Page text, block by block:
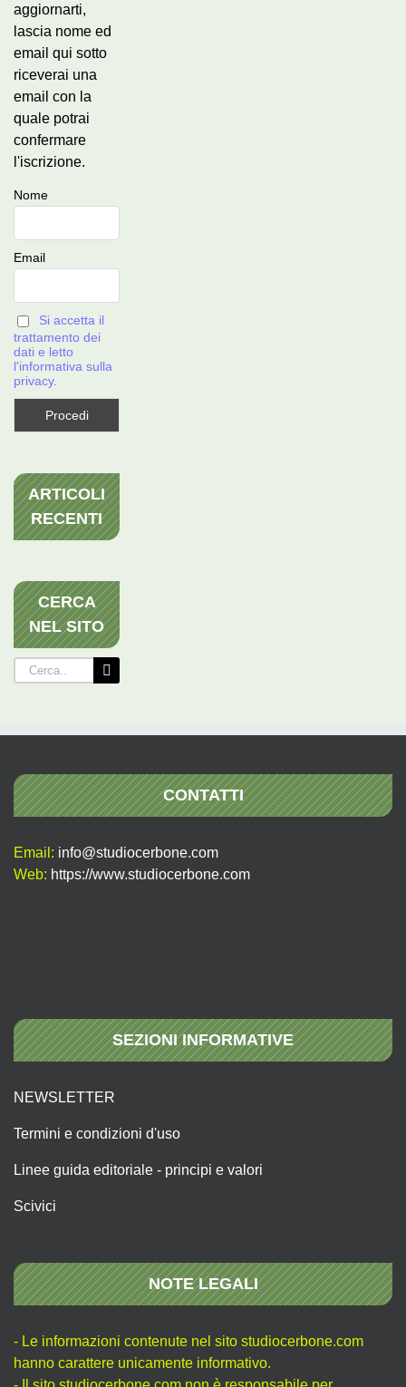
aggiornarti,
lascia nome ed
email qui sotto
riceverai una
email con la
quale potrai
confermare
l'iscrizione.
Nome
Email
Si accetta il
trattamento dei
dati e letto
l'informativa sulla
privacy.
ARTICOLI
RECENTI
CERCA
NEL SITO
Cerca
per:
CONTATTI
Email: info@studiocerbone.com
Web: https://www.studiocerbone.com
SEZIONI INFORMATIVE
NEWSLETTER
Termini e condizioni d'uso
Linee guida editoriale - principi e valori
Scivici
NOTE LEGALI
- Le informazioni contenute nel sito studiocerbone.com
hanno carattere unicamente informativo.